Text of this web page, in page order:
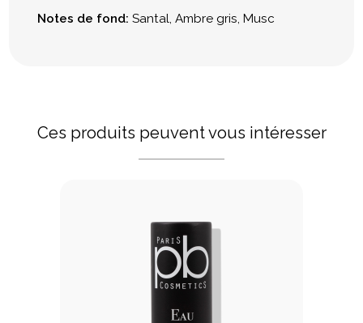
Notes de fond:Santal, Ambre gris, Musc
Ces produits peuvent vous intéresser